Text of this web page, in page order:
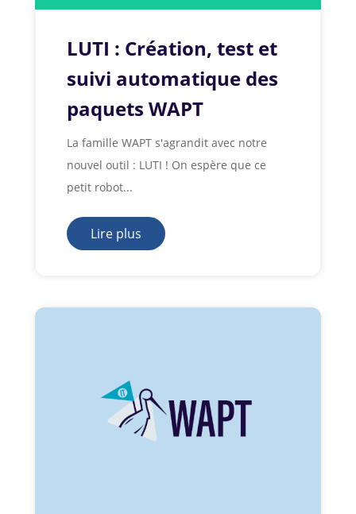
LUTI : Création, test et
suivi automatique des
paquets WAPT
La famille WAPT s'agrandit avec notre
nouvel outil : LUTI ! On espère que ce
petit robot...
Lire plus